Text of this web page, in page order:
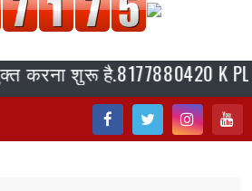
शुरू है.8177880420 K PLUS